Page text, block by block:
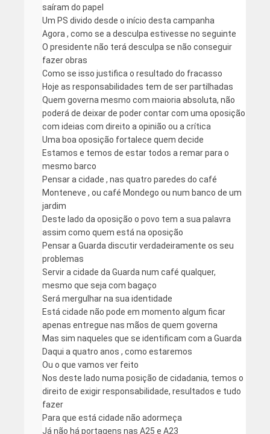
saíram do papel
Um PS divido desde o início desta campanha
Agora , como se a desculpa estivesse no seguinte
O presidente não terá desculpa se não conseguir
fazer obras
Como se isso justifica o resultado do fracasso
Hoje as responsabilidades tem de ser partilhadas
Quem governa mesmo com maioria absoluta, não
poderá de deixar de poder contar com uma oposição
com ideias com direito a opinião ou a crítica
Uma boa oposição fortalece quem decide
Estamos e temos de estar todos a remar para o
mesmo barco
Pensar a cidade , nas quatro paredes do café
Monteneve , ou café Mondego ou num banco de um
jardim
Deste lado da oposição o povo tem a sua palavra
assim como quem está na oposição
Pensar a Guarda discutir verdadeiramente os seu
problemas
Servir a cidade da Guarda num café qualquer,
mesmo que seja com bagaço
Será mergulhar na sua identidade
Está cidade não pode em momento algum ficar
apenas entregue nas mãos de quem governa
Mas sim naqueles que se identificam com a Guarda
Daqui a quatro anos , como estaremos
Ou o que vamos ver feito
Nos deste lado numa posição de cidadania, temos o
direito de exigir responsabilidade, resultados e tudo
fazer
Para que está cidade não adormeça
Já não há portagens nas A25 e A23